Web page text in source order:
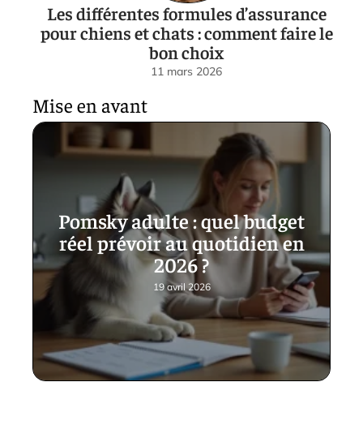
Les différentes formules d’assurance
pour chiens et chats : comment faire le
bon choix
11 mars 2026
Mise en avant
Pomsky adulte : quel budget
réel prévoir au quotidien en
2026 ?
19 avril 2026